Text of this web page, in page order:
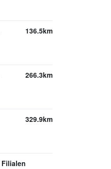
136.5km
266.3km
329.9km
Filialen